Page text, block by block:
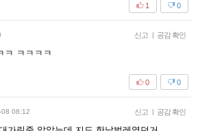
0
1
신고 | 공감 확인
ㅋ ㅋㅋㅋㅋ
0
0
08 08:12 신고 | 공감 확인